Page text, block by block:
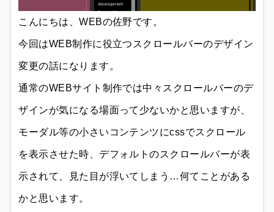
こんにちは、WEBの佐野です。
今回はWEB制作に役立つスクロールバーのデザイン
変更の話になります。
通常のWEBサイト制作では中々スクロールバーのデ
ザインが気になる場面って少ないかと思いますが、
モーダル等の小さいコンテンツにcssでスクロール
を表示させた時、デフォルトのスクロールバーが表
示されて、見た目が浮いてしまう…何てことがある
かと思います。